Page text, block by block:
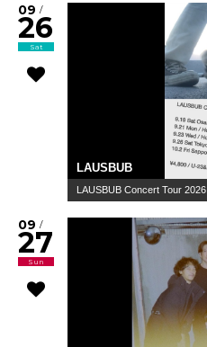
09 /
26
Sat
LAUSBUB
LAUSBUB Concert Tour 2026
09 /
27
Sun